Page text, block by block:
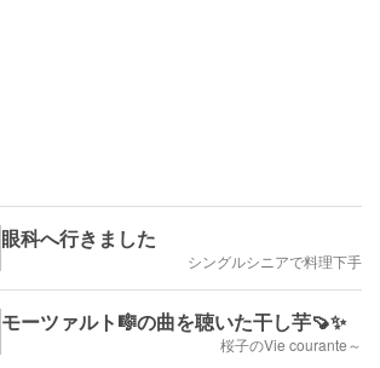
眼科へ行きました
シングルシニアで料理下手
モーツァルト🎼の曲を聴いた干し芋🍠✨
桜子のVie courante～